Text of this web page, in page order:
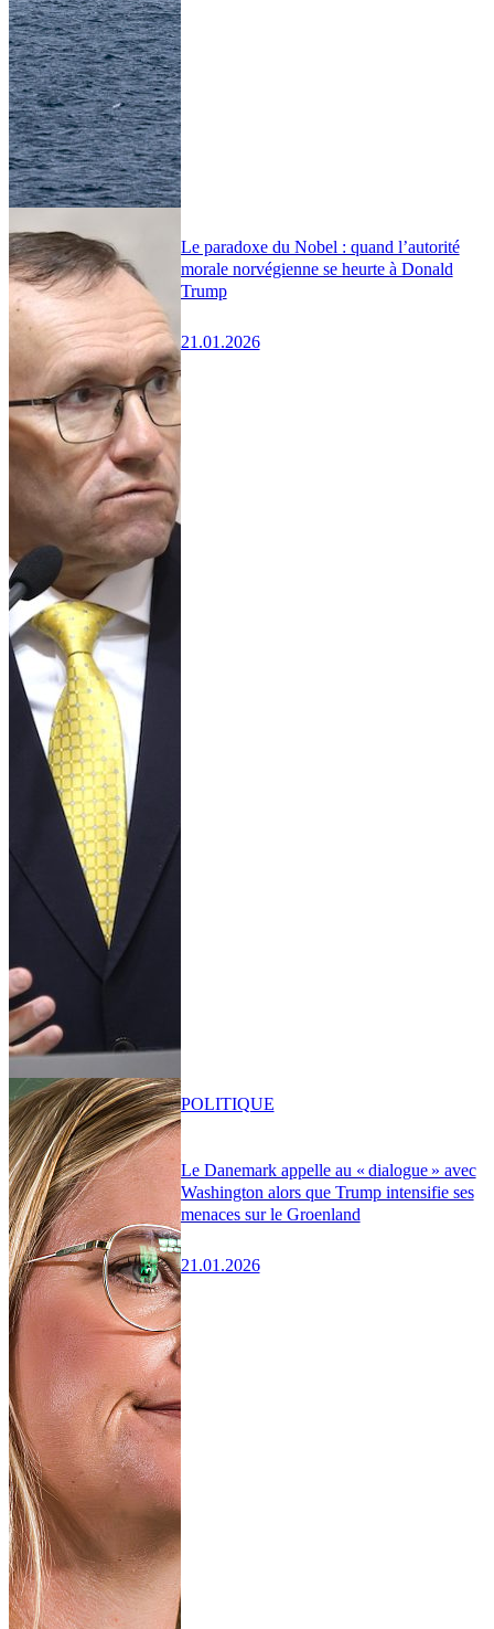
Le paradoxe du Nobel : quand l’autorité
morale norvégienne se heurte à Donald
Trump
21.01.2026
Le Danemark appelle au « dialogue » avec
Washington alors que Trump intensifie ses
menaces sur le Groenland
21.01.2026
POLITIQUE